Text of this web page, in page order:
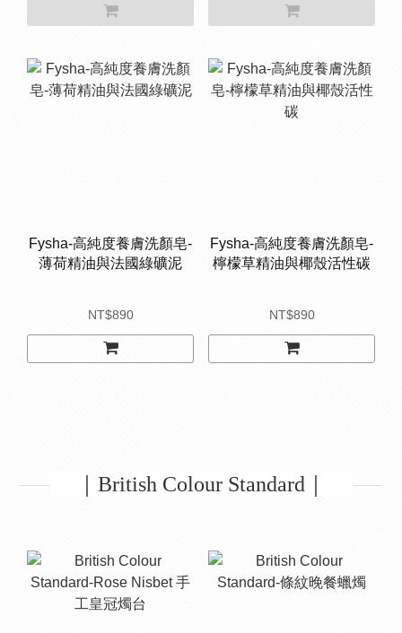
Fysha-高純度養膚洗顏皂-
薄荷精油與法國綠礦泥
NT$890
Fysha-高純度養膚洗顏皂-
檸檬草精油與椰殼活性碳
NT$890
｜British Colour Standard｜